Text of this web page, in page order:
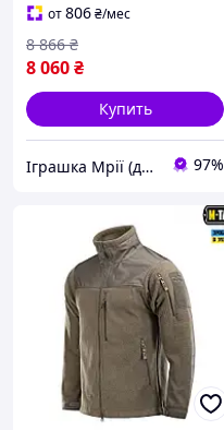
от806₴/мес
8 060₴
8 866 ₴
Купить
Іграшка Мрії (дитячі, авто, туризм) 97%